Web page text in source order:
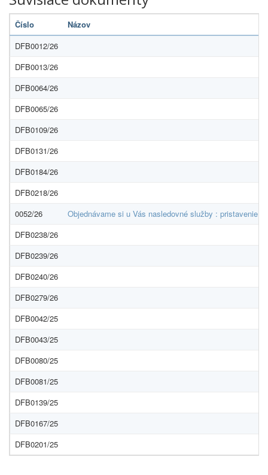
Číslo
Názov
DFB0012/26
DFB0013/26
DFB0064/26
DFB0065/26
DFB0109/26
DFB0131/26
DFB0184/26
DFB0218/26
0052/26
Objednávame si u Vás nasledovné služby : pristavenie
DFB0238/26
DFB0239/26
DFB0240/26
DFB0279/26
DFB0042/25
DFB0043/25
DFB0080/25
DFB0081/25
DFB0139/25
DFB0167/25
DFB0201/25